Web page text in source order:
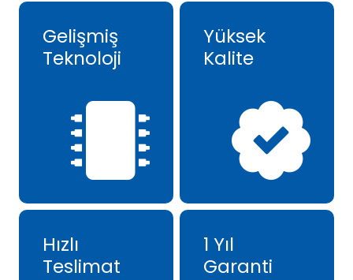
Gelişmiş
Teknoloji
Yüksek
Kalite
Hızlı
Teslimat
1 Yıl
Garanti